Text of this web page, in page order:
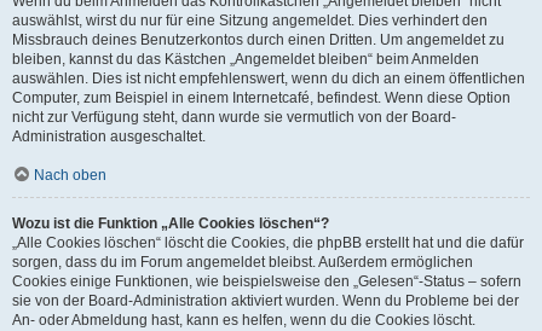
auswählst, wirst du nur für eine Sitzung angemeldet. Dies verhindert den
Missbrauch deines Benutzerkontos durch einen Dritten. Um angemeldet zu
bleiben, kannst du das Kästchen „Angemeldet bleiben“ beim Anmelden
auswählen. Dies ist nicht empfehlenswert, wenn du dich an einem öffentlichen
Computer, zum Beispiel in einem Internetcafé, befindest. Wenn diese Option
nicht zur Verfügung steht, dann wurde sie vermutlich von der Board-
Administration ausgeschaltet.
Nach oben
Wozu ist die Funktion „Alle Cookies löschen“?
„Alle Cookies löschen“ löscht die Cookies, die phpBB erstellt hat und die dafür
sorgen, dass du im Forum angemeldet bleibst. Außerdem ermöglichen
Cookies einige Funktionen, wie beispielsweise den „Gelesen“-Status – sofern
sie von der Board-Administration aktiviert wurden. Wenn du Probleme bei der
An- oder Abmeldung hast, kann es helfen, wenn du die Cookies löscht.